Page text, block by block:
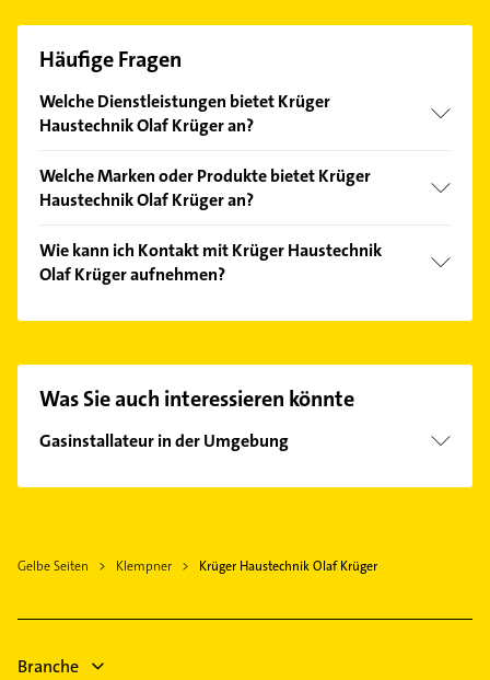
Häufige Fragen
Welche Dienstleistungen bietet Krüger
Haustechnik Olaf Krüger an?
Energieberatung, Installationen für die
Abwasserentsorgung, Installationen für die
Welche Marken oder Produkte bietet Krüger
Haustechnik Olaf Krüger an?
Heizung, Heizungsanlagen, Sanitär und Solar.
Wie kann ich Kontakt mit Krüger Haustechnik
Olaf Krüger aufnehmen?
finden Sie alleKontaktdaten.
Was Sie auch interessieren könnte
Gasinstallateur in der Umgebung
Lütjenburg
Süsel
Gelbe Seiten Klempner Krüger Haustechnik Olaf Krüger
Branche